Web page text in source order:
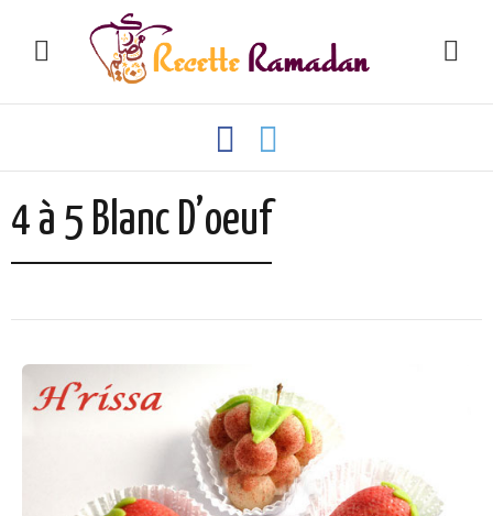
4 à 5 Blanc D’oeuf